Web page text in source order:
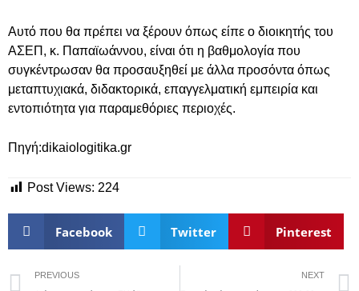
Αυτό που θα πρέπει να ξέρουν όπως είπε ο διοικητής του
ΑΣΕΠ, κ. Παπαϊωάννου, είναι ότι η βαθμολογία που
συγκέντρωσαν θα προσαυξηθεί με άλλα προσόντα όπως
μεταπτυχιακά, διδακτορικά, επαγγελματική εμπειρία και
εντοπιότητα για παραμεθόριες περιοχές.
Πηγή:dikaiologitika.gr
Post Views: 224
Facebook Twitter Pinterest
PREVIOUS NEXT